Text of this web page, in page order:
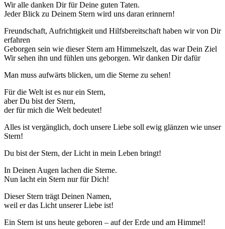
Wir alle danken Dir für Deine guten Taten.
Jeder Blick zu Deinem Stern wird uns daran erinnern!
Freundschaft, Aufrichtigkeit und Hilfsbereitschaft haben wir von Dir
erfahren
Geborgen sein wie dieser Stern am Himmelszelt, das war Dein Ziel
Wir sehen ihn und fühlen uns geborgen. Wir danken Dir dafür
Man muss aufwärts blicken, um die Sterne zu sehen!
Für die Welt ist es nur ein Stern,
aber Du bist der Stern,
der für mich die Welt bedeutet!
Alles ist vergänglich, doch unsere Liebe soll ewig glänzen wie unser
Stern!
Du bist der Stern, der Licht in mein Leben bringt!
In Deinen Augen lachen die Sterne.
Nun lacht ein Stern nur für Dich!
Dieser Stern trägt Deinen Namen,
weil er das Licht unserer Liebe ist!
Ein Stern ist uns heute geboren – auf der Erde und am Himmel!